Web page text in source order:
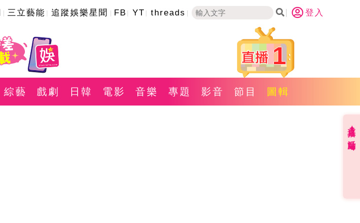
三立藝能 追蹤娛樂星聞 FB YT threads 登入
1
綜藝 戲劇 日韓 電影 音樂 專題 影音 節目 圖輯
直播✦活動